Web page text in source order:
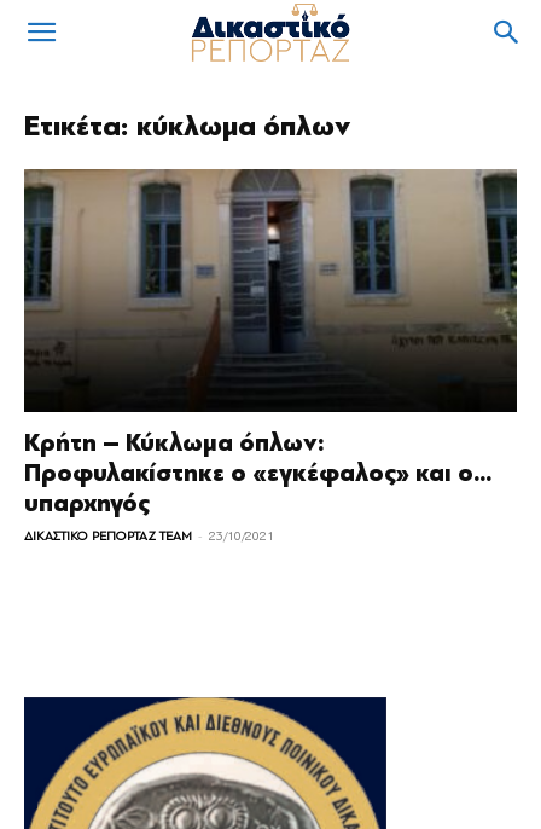
Ετικέτα: κύκλωμα όπλων
Κρήτη – Κύκλωμα όπλων:
Προφυλακίστηκε ο «εγκέφαλος» και ο…
υπαρχηγός
ΔΙΚΑΣΤΙΚΟ ΡΕΠΟΡΤΑΖ TEAM - 23/10/2021